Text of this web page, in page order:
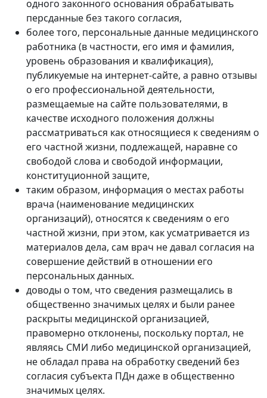
одного законного основания обрабатывать
персданные без такого согласия,
более того, персональные данные медицинского
работника (в частности, его имя и фамилия,
уровень образования и квалификация),
публикуемые на интернет-сайте, а равно отзывы
о его профессиональной деятельности,
размещаемые на сайте пользователями, в
качестве исходного положения должны
рассматриваться как относящиеся к сведениям о
его частной жизни, подлежащей, наравне со
свободой слова и свободой информации,
конституционной защите,
таким образом, информация о местах работы
врача (наименование медицинских
организаций), относятся к сведениям о его
частной жизни, при этом, как усматривается из
материалов дела, сам врач не давал согласия на
совершение действий в отношении его
персональных данных.
доводы о том, что сведения размещались в
общественно значимых целях и были ранее
раскрыты медицинской организацией,
правомерно отклонены, поскольку портал, не
являясь СМИ либо медицинской организацией,
не обладал права на обработку сведений без
согласия субъекта ПДн даже в общественно
значимых целях.